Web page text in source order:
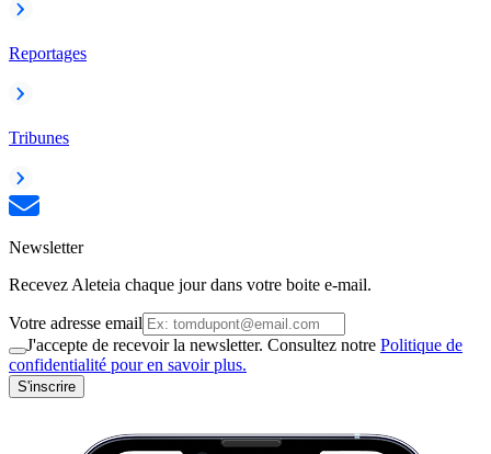
Reportages
Tribunes
Newsletter
Recevez Aleteia chaque jour dans votre boite e-mail.
Votre adresse email
J'accepte de recevoir la newsletter. Consultez notre Politique de
confidentialité pour en savoir plus.
S'inscrire